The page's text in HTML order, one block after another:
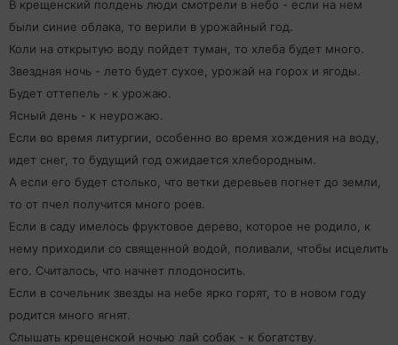
В крещенский полдень люди смотрели в небо - если на нем
были синие облака, то верили в урожайный год.
Коли на открытую воду пойдет туман, то хлеба будет много.
Звездная ночь - лето будет сухое, урожай на горох и ягоды.
Будет оттепель - к урожаю.
Ясный день - к неурожаю.
Если во время литургии, особенно во время хождения на воду,
идет снег, то будущий год ожидается хлебородным.
А если его будет столько, что ветки деревьев погнет до земли,
то от пчел получится много роев.
Если в саду имелось фруктовое дерево, которое не родило, к
нему приходили со священной водой, поливали, чтобы исцелить
его. Считалось, что начнет плодоносить.
Если в сочельник звезды на небе ярко горят, то в новом году
родится много ягнят.
Слышать крещенской ночью лай собак - к богатству.